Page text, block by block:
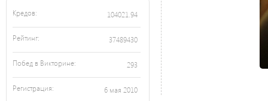
Кредов: 104021.94
Рейтинг: 37489430
Побед в Викторине: 293
Регистрация: 6 мая 2010